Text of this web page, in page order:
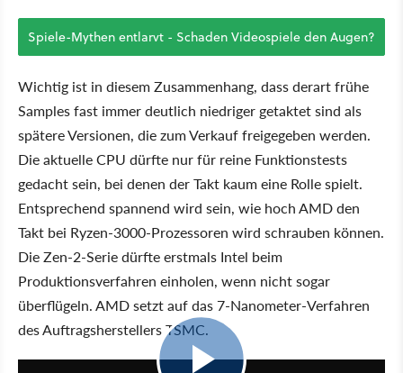
Spiele-Mythen entlarvt - Schaden Videospiele den Augen?
Wichtig ist in diesem Zusammenhang, dass derart frühe
Samples fast immer deutlich niedriger getaktet sind als
spätere Versionen, die zum Verkauf freigegeben werden.
Die aktuelle CPU dürfte nur für reine Funktionstests
gedacht sein, bei denen der Takt kaum eine Rolle spielt.
Entsprechend spannend wird sein, wie hoch AMD den
Takt bei Ryzen-3000-Prozessoren wird schrauben können.
Die Zen-2-Serie dürfte erstmals Intel beim
Produktionsverfahren einholen, wenn nicht sogar
überflügeln. AMD setzt auf das 7-Nanometer-Verfahren
des Auftragsherstellers TSMC.